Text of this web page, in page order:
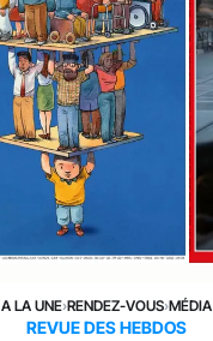
A LA UNE›RENDEZ-VOUS›MÉDIA
REVUE DES HEBDOS